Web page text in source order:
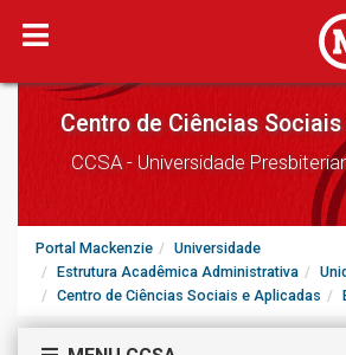
Centro de Ciências
CCSA - Universidade
Portal Mackenzie
Universidade
Estrutura Acadêmica Administrativa
Centro de Ciências Sociais e Aplicadas